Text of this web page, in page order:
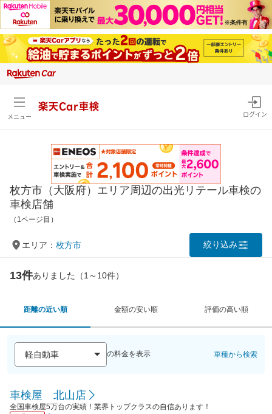
メニュー
楽天Car車検
ログイン
枚方市（大阪府）エリア周辺の出光リテール車検の
車検店舗
（1ページ目）
エリア： 枚方市 絞り込み
13件ありました（1～10件）
距離の近い順 金額の安い順 評価の高い順
の料金を表示 車種から検索
車検屋 北山店
全国車検屋5万台の実績！業界トップクラスの自信あります！